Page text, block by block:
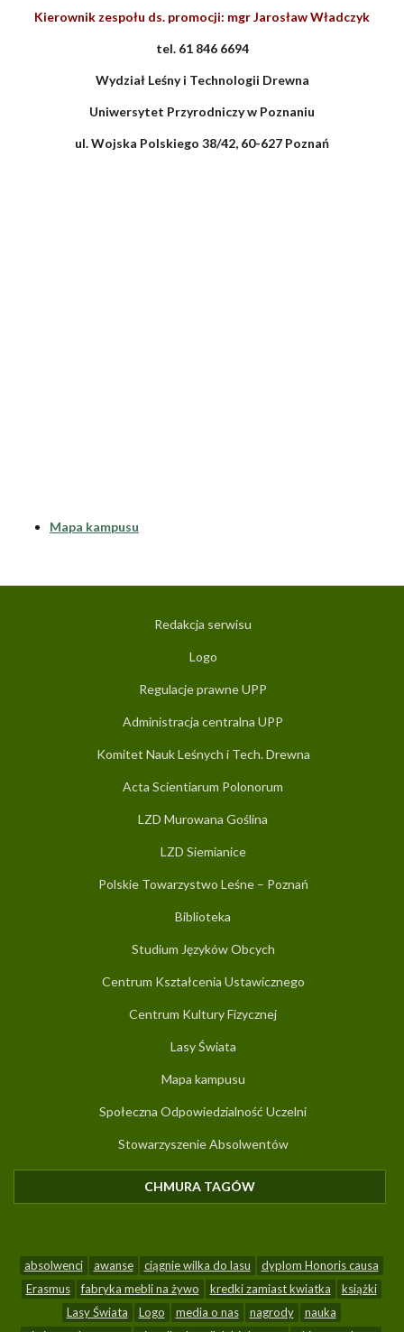
Kierownik zespołu ds. promocji: mgr Jarosław Władczyk
tel. 61 846 6694
Wydział Leśny i Technologii Drewna
Uniwersytet Przyrodniczy w Poznaniu
ul. Wojska Polskiego 38/42, 60-627 Poznań​
Mapa kampusu
Redakcja serwisu
Logo
Regulacje prawne UPP
Administracja centralna UPP
Komitet Nauk Leśnych i Tech. Drewna
Acta Scientiarum Polonorum
LZD Murowana Goślina
LZD Siemianice
Polskie Towarzystwo Leśne – Poznań
Biblioteka
Studium Języków Obcych
Centrum Kształcenia Ustawicznego
Centrum Kultury Fizycznej
Lasy Świata
Mapa kampusu
Społeczna Odpowiedzialność Uczelni
Stowarzyszenie Absolwentów
CHMURA TAGÓW
absolwenci awanse ciągnie wilka do lasu
dyplom Honoris causa
Erasmus
fabryka mebli na żywo kredki zamiast kwiatka
książki
Lasy Świata
Logo media o nas nagrody
nauka